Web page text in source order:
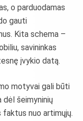
o parduodamas
gauti
Kita schema –
savininkas
įvykio datą.
motyvai gali būti
dėl šeimyninių
nuo artimųjų.